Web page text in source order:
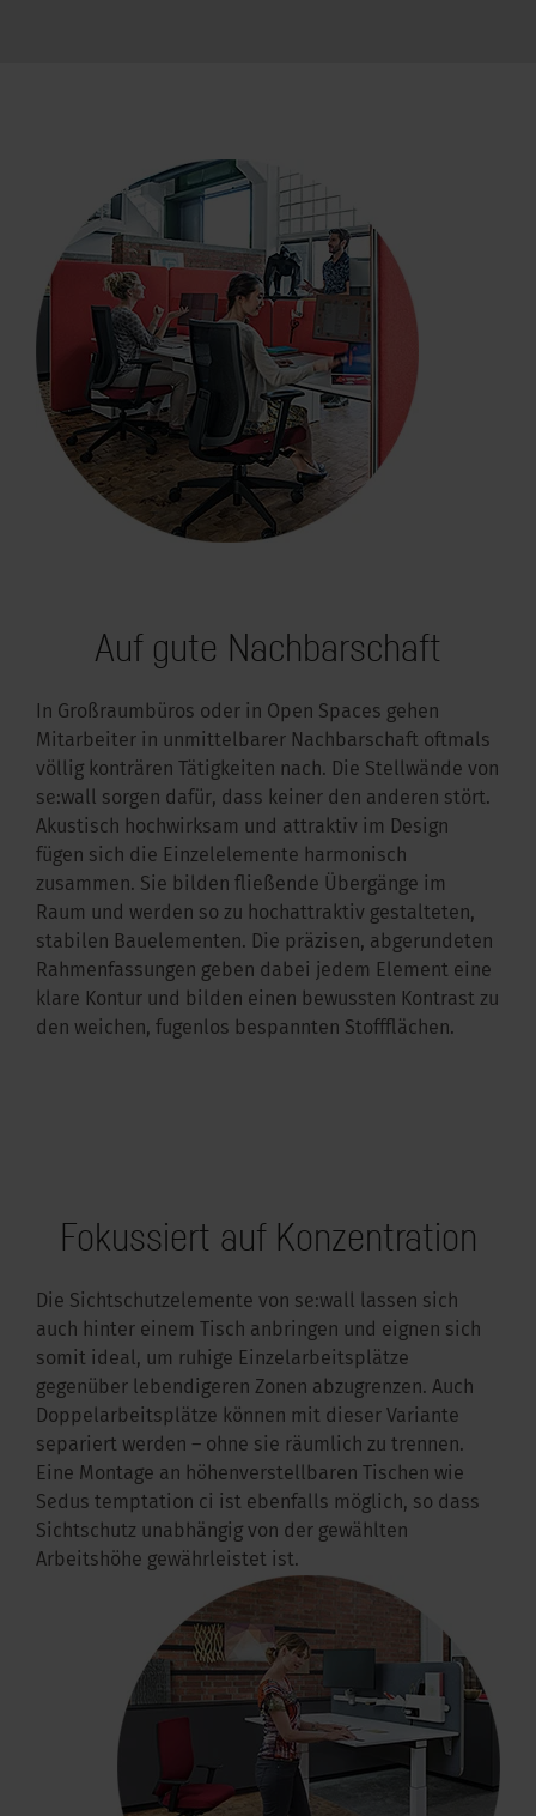
Auf gute Nachbarschaft
In Großraumbüros oder in Open Spaces gehen
Mitarbeiter in unmittelbarer Nachbarschaft oftmals
völlig konträren Tätigkeiten nach. Die Stellwände von
se:wall sorgen dafür, dass keiner den anderen stört.
Akustisch hochwirksam und attraktiv im Design
fügen sich die Einzelelemente harmonisch
zusammen. Sie bilden fließende Übergänge im
Raum und werden so zu hochattraktiv gestalteten,
stabilen Bauelementen. Die präzisen, abgerundeten
Rahmenfassungen geben dabei jedem Element eine
klare Kontur und bilden einen bewussten Kontrast zu
den weichen, fugenlos bespannten Stoffflächen.
Fokussiert auf Konzentration
Die Sichtschutzelemente von se:wall lassen sich
auch hinter einem Tisch anbringen und eignen sich
somit ideal, um ruhige Einzelarbeitsplätze
gegenüber lebendigeren Zonen abzugrenzen. Auch
Doppelarbeitsplätze können mit dieser Variante
separiert werden – ohne sie räumlich zu trennen.
Eine Montage an höhenverstellbaren Tischen wie
Sedus temptation ci ist ebenfalls möglich, so dass
Sichtschutz unabhängig von der gewählten
Arbeitshöhe gewährleistet ist.